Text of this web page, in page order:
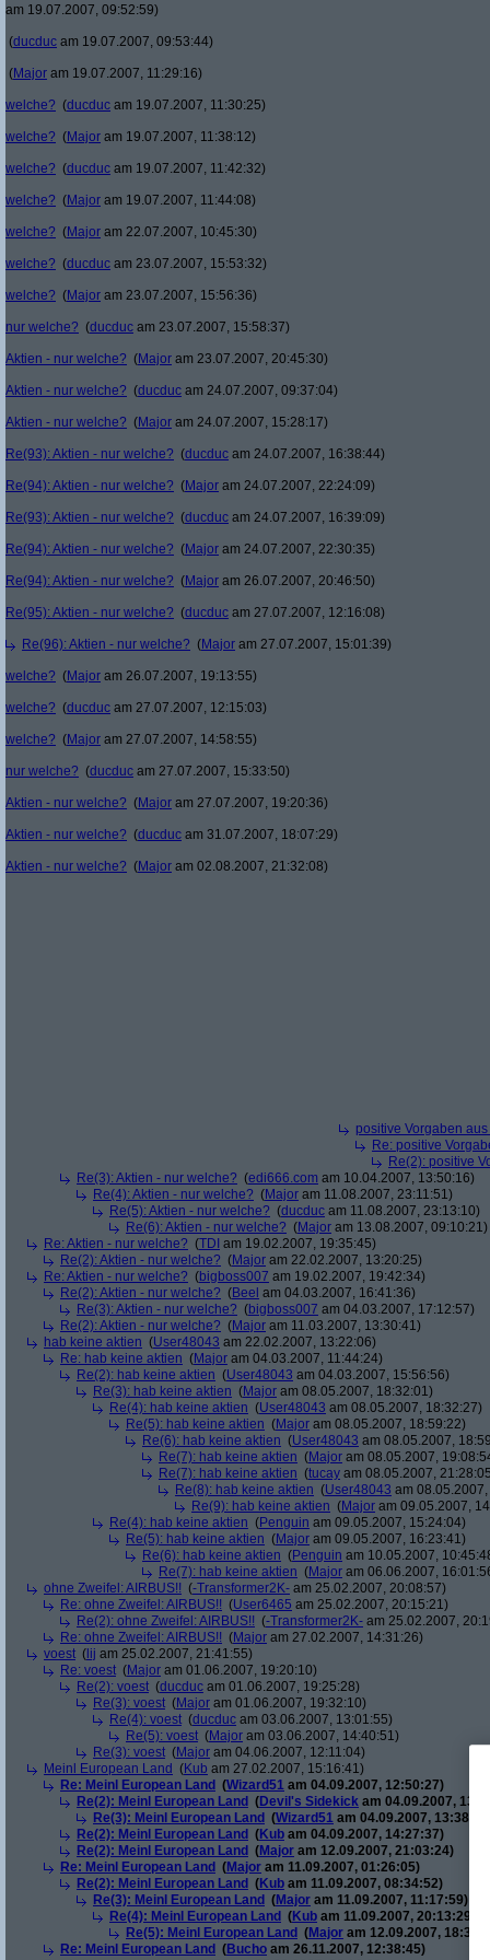
am 19.07.2007, 09:52:59)
(ducduc am 19.07.2007, 09:53:44)
(Major am 19.07.2007, 11:29:16)
welche? (ducduc am 19.07.2007, 11:30:25)
welche? (Major am 19.07.2007, 11:38:12)
welche? (ducduc am 19.07.2007, 11:42:32)
welche? (Major am 19.07.2007, 11:44:08)
welche? (Major am 22.07.2007, 10:45:30)
welche? (ducduc am 23.07.2007, 15:53:32)
welche? (Major am 23.07.2007, 15:56:36)
nur welche? (ducduc am 23.07.2007, 15:58:37)
Aktien - nur welche? (Major am 23.07.2007, 20:45:30)
Aktien - nur welche? (ducduc am 24.07.2007, 09:37:04)
Aktien - nur welche? (Major am 24.07.2007, 15:28:17)
Re(93): Aktien - nur welche? (ducduc am 24.07.2007, 16:38:44)
Re(94): Aktien - nur welche? (Major am 24.07.2007, 22:24:09)
Re(93): Aktien - nur welche? (ducduc am 24.07.2007, 16:39:09)
Re(94): Aktien - nur welche? (Major am 24.07.2007, 22:30:35)
Re(94): Aktien - nur welche? (Major am 26.07.2007, 20:46:50)
Re(95): Aktien - nur welche? (ducduc am 27.07.2007, 12:16:08)
Re(96): Aktien - nur welche? (Major am 27.07.2007, 15:01:39)
welche? (Major am 26.07.2007, 19:13:55)
welche? (ducduc am 27.07.2007, 12:15:03)
welche? (Major am 27.07.2007, 14:58:55)
nur welche? (ducduc am 27.07.2007, 15:33:50)
Aktien - nur welche? (Major am 27.07.2007, 19:20:36)
Aktien - nur welche? (ducduc am 31.07.2007, 18:07:29)
Aktien - nur welche? (Major am 02.08.2007, 21:32:08)
positive Vorgaben
Re: positive
Re(2): positive
Re(3): Aktien - nur welche? (edi666.com am 10.04.2007, 13:50:16)
Re(4): Aktien - nur welche? (Major am 11.08.2007, 23:11:51)
Re(5): Aktien - nur welche? (ducduc am 11.08.2007, 23:13:10)
Re(6): Aktien - nur welche? (Major am 13.08.2007, 09:10:21)
Re: Aktien - nur welche? (TDI am 19.02.2007, 19:35:45)
Re(2): Aktien - nur welche? (Major am 22.02.2007, 13:20:25)
Re: Aktien - nur welche? (bigboss007 am 19.02.2007, 19:42:34)
Re(2): Aktien - nur welche? (Beel am 04.03.2007, 16:41:36)
Re(3): Aktien - nur welche? (bigboss007 am 04.03.2007, 17:12:57)
Re(2): Aktien - nur welche? (Major am 11.03.2007, 13:30:41)
hab keine aktien (User48043 am 22.02.2007, 13:22:06)
Re: hab keine aktien (Major am 04.03.2007, 11:44:24)
Re(2): hab keine aktien (User48043 am 04.03.2007, 15:56:56)
Re(3): hab keine aktien (Major am 08.05.2007, 18:32:01)
Re(4): hab keine aktien (User48043 am 08.05.2007, 18:32:27)
Re(5): hab keine aktien (Major am 08.05.2007, 18:59:22)
Re(6): hab keine aktien (User48043 am 08.05.2007,
Re(7): hab keine aktien (Major am 08.05.2007,
Re(7): hab keine aktien (tucay am 08.05.2007,
Re(8): hab keine aktien (User48043 am
Re(9): hab keine aktien (Major am 09.05.2007,
Re(4): hab keine aktien (Penguin am 09.05.2007, 15:24:04)
Re(5): hab keine aktien (Major am 09.05.2007, 16:23:41)
Re(6): hab keine aktien (Penguin am 10.05.2007,
Re(7): hab keine aktien (Major am 06.06.2007,
ohne Zweifel: AIRBUS!! (-Transformer2K- am 25.02.2007, 20:08:57)
Re: ohne Zweifel: AIRBUS!! (User6465 am 25.02.2007, 20:15:21)
Re(2): ohne Zweifel: AIRBUS!! (-Transformer2K- am 25.02.2007,
Re: ohne Zweifel: AIRBUS!! (Major am 27.02.2007, 14:31:26)
voest ( lij am 25.02.2007, 21:41:55)
Re: voest (Major am 01.06.2007, 19:20:10)
Re(2): voest (ducduc am 01.06.2007, 19:25:28)
Re(3): voest (Major am 01.06.2007, 19:32:10)
Re(4): voest (ducduc am 03.06.2007, 13:01:55)
Re(5): voest (Major am 03.06.2007, 14:40:51)
Re(3): voest (Major am 04.06.2007, 12:11:04)
Meinl European Land (Kub am 27.02.2007, 15:16:41)
Re: Meinl European Land (Wizard51 am 04.09.2007, 12:50:27)
Re(2): Meinl European Land (Devil's Sidekick am 04.09.2007,
Re(3): Meinl European Land (Wizard51 am 04.09.2007,
Re(2): Meinl European Land (Kub am 04.09.2007, 14:27:37)
Re(2): Meinl European Land (Major am 12.09.2007, 21:03:24)
Re: Meinl European Land (Major am 11.09.2007, 01:26:05)
Re(2): Meinl European Land (Kub am 11.09.2007, 08:34:52)
Re(3): Meinl European Land (Major am 11.09.2007, 11:17:59)
Re(4): Meinl European Land (Kub am 11.09.2007, 20:13:29)
Re(5): Meinl European Land (Major am 12.09.2007,
Re: Meinl European Land (Bucho am 26.11.2007, 12:38:45)